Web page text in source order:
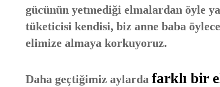
gücünün yetmediği elmalardan öyle
tüketicisi kendisi, biz anne baba
elimize almaya korkuyoruz.
Daha geçtiğimiz aylarda farklı bir